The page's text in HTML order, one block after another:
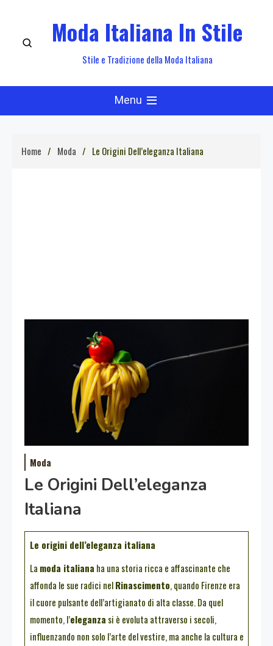
content
Moda Italiana In Stile
Stile e Tradizione della Moda Italiana
Menu
Home Moda Le Origini Dell’eleganza Italiana
Moda
Le Origini Dell’eleganza
Italiana
Le origini dell’eleganza italiana
La moda italiana ha una storia ricca e affascinante che
affonda le sue radici nelRinascimento, quando Firenze era
il cuore pulsante dell’artigianato di alta classe. Da quel
momento, l’eleganza si è evoluta attraverso i secoli,
influenzando non solo l’arte del vestire, ma anche la cultura e